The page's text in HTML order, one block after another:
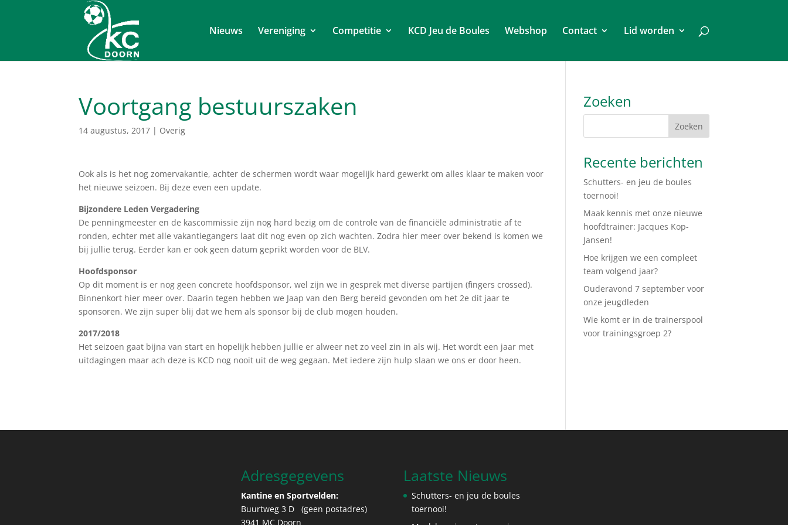
Nieuws Vereniging Competitie KCD Jeu de Boules Webshop Contact Lid worden
Voortgang bestuurszaken
14 augustus, 2017 | Overig
Ook als is het nog zomervakantie, achter de schermen wordt waar mogelijk hard gewerkt om alles klaar te maken voor
het nieuwe seizoen. Bij deze even een update.
Bijzondere Leden Vergadering
De penningmeester en de kascommissie zijn nog hard bezig om de controle van de financiële administratie af te
ronden, echter met alle vakantiegangers laat dit nog even op zich wachten. Zodra hier meer over bekend is komen we
bij jullie terug. Eerder kan er ook geen datum geprikt worden voor de BLV.
Hoofdsponsor
Op dit moment is er nog geen concrete hoofdsponsor, wel zijn we in gesprek met diverse partijen (fingers crossed).
Binnenkort hier meer over. Daarin tegen hebben we Jaap van den Berg bereid gevonden om het 2e dit jaar te
sponsoren. We zijn super blij dat we hem als sponsor bij de club mogen houden.
2017/2018
Het seizoen gaat bijna van start en hopelijk hebben jullie er alweer net zo veel zin in als wij. Het wordt een jaar met
uitdagingen maar ach deze is KCD nog nooit uit de weg gegaan. Met iedere zijn hulp slaan we ons er door heen.
Zoeken
Recente berichten
Schutters- en jeu de boules
toernooi!
Maak kennis met onze nieuwe
hoofdtrainer: Jacques Kop-
Jansen!
Hoe krijgen we een compleet
team volgend jaar?
Ouderavond 7 september voor
onze jeugdleden
Wie komt er in de trainerspool
voor trainingsgroep 2?
Adresgegevens
Kantine en Sportvelden:
Buurtweg 3 D (geen postadres)
3941 MC Doorn
Laatste Nieuws
Schutters- en jeu de boules
toernooi!